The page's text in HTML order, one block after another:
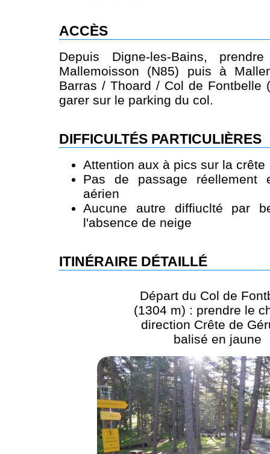
ACCÈS
Depuis Digne-les-Bains,
Mallemoisson (N85) puis à
Barras / Thoard / Col de Fontbelle
garer sur le parking du col.
DIFFICULTÉS PARTICULIÈRES
Attention aux à pics sur la crête
Pas de passage réellement
aérien
Aucune autre diffiuclté par
l'absence de neige
ITINÉRAIRE DÉTAILLÉ
Départ du Col de
(1304 m) : prendre le
direction Crête de
balisé en jaune